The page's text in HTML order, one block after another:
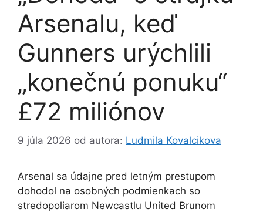
Arsenalu, keď
Gunners urýchlili
„konečnú ponuku“
£72 miliónov
9 júla 2026 od autora: Ludmila Kovalcikova
Arsenal sa údajne pred letným prestupom
dohodol na osobných podmienkach so
stredopoliarom Newcastlu United Brunom